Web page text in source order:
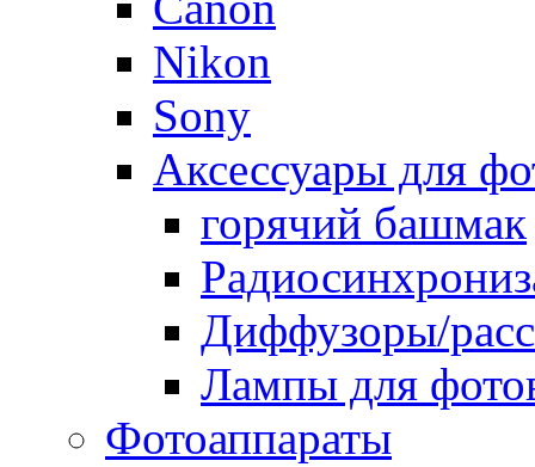
Nikon
Sony
Аксессуары для
горячий башмак
Диффузоры/
Лампы для
Фотоаппараты